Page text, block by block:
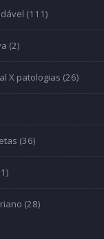
(111)
(2)
X patologias (26)
(36)
(28)